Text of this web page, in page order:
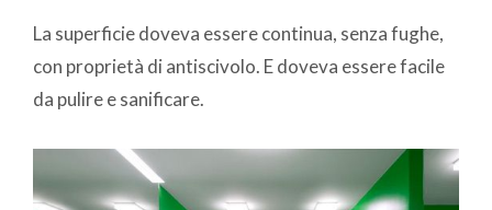
La superficie doveva essere continua, senza fughe,
con proprietà di antiscivolo. E doveva essere facile
da pulire e sanificare.